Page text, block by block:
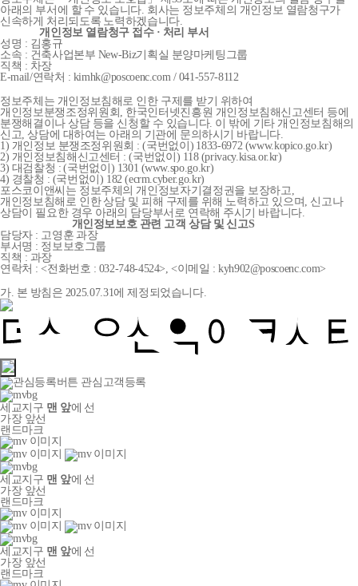
아래의 부서에 할 수 있습니다. 회사는 정보주체의 개인정보 열람청구가
신속하게 처리되도록 노력하겠습니다.
개인정보 열람청구 접수 · 처리 부서
성명 : 김홍규
소속 : 건축사업본부 New-Biz기획실 분양마케팅그룹
직책 : 차장
E-mail/연락처 : kimhk@poscoenc.com / 041-557-8112
정보주체는 개인정보침해로 인한 구제를 받기 위하여
개인정보분쟁조정위원회, 한국인터넷진흥원 개인정보침해신고센터 등에
분쟁해결이나 상담 등을 신청할 수 있습니다. 이 밖에 기타 개인정보침해의
신고, 상담에 대하여는 아래의 기관에 문의하시기 바랍니다.
1) 개인정보 분쟁조정위원회 : (국번없이) 1833-6972 (www.kopico.go.kr)
2) 개인정보침해신고센터 : (국번없이) 118 (privacy.kisa.or.kr)
3) 대검찰청 : (국번없이) 1301 (www.spo.go.kr)
4) 경찰청 : (국번없이) 182 (ecrm.cyber.go.kr)
포스코이앤씨는 정보주체의 개인정보자기결정권을 보장하고,
개인정보침해로 인한 상담 및 피해 구제를 위해 노력하고 있으며, 신고나
상담이 필요한 경우 아래의 담당부서로 연락해 주시기 바랍니다.
개인정보보호 관련 고객 상담 및 신고S
담당자 : 고영훈 과장
부서명 : 정보보호그룹
직책 : 과장
연락처 : <전화번호 : 032-748-4524>, <이메일 : kyh902@poscoenc.com>
가. 본 방침은 2025.07.31에 제정되었습니다.
관심고객등록
세교지구 맨 앞에 선
가장 앞선
랜드마크
세교지구 맨 앞에 선
가장 앞선
랜드마크
세교지구 맨 앞에 선
가장 앞선
랜드마크